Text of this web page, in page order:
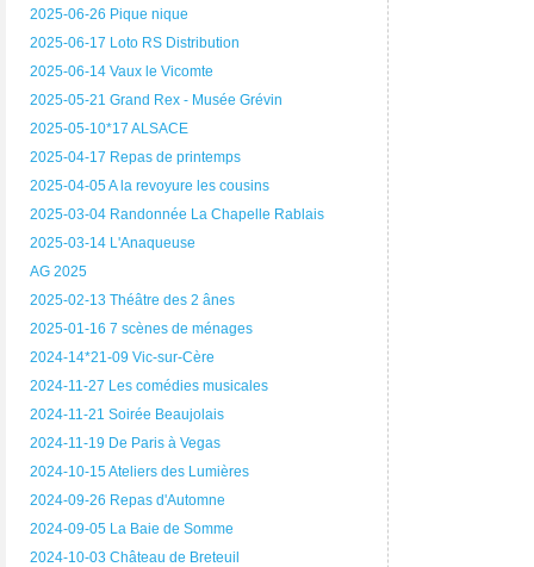
2025-06-26 Pique nique
2025-06-17 Loto RS Distribution
2025-06-14 Vaux le Vicomte
2025-05-21 Grand Rex - Musée Grévin
2025-05-10*17 ALSACE
2025-04-17 Repas de printemps
2025-04-05 A la revoyure les cousins
2025-03-04 Randonnée La Chapelle Rablais
2025-03-14 L'Anaqueuse
AG 2025
2025-02-13 Théâtre des 2 ânes
2025-01-16 7 scènes de ménages
2024-14*21-09 Vic-sur-Cère
2024-11-27 Les comédies musicales
2024-11-21 Soirée Beaujolais
2024-11-19 De Paris à Vegas
2024-10-15 Ateliers des Lumières
2024-09-26 Repas d'Automne
2024-09-05 La Baie de Somme
2024-10-03 Château de Breteuil